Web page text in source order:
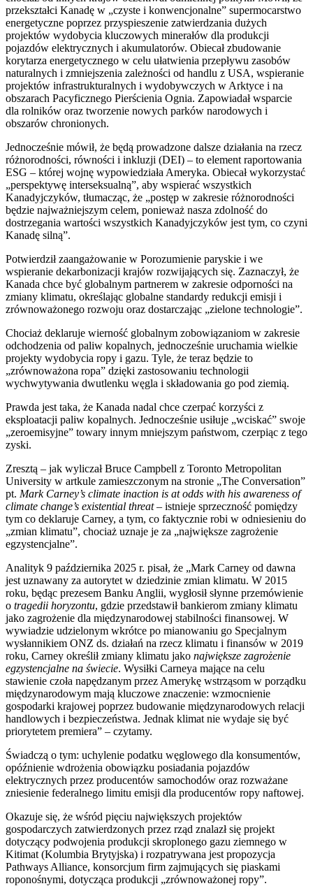
przekształci Kanadę w „czyste i konwencjonalne” supermocarstwo
energetyczne poprzez przyspieszenie zatwierdzania dużych
projektów wydobycia kluczowych minerałów dla produkcji
pojazdów elektrycznych i akumulatorów. Obiecał zbudowanie
korytarza energetycznego w celu ułatwienia przepływu zasobów
naturalnych i zmniejszenia zależności od handlu z USA, wspieranie
projektów infrastrukturalnych i wydobywczych w Arktyce i na
obszarach Pacyficznego Pierścienia Ognia. Zapowiadał wsparcie
dla rolników oraz tworzenie nowych parków narodowych i
obszarów chronionych.
Jednocześnie mówił, że będą prowadzone dalsze działania na rzecz
różnorodności, równości i inkluzji (DEI) – to element raportowania
ESG – której wojnę wypowiedziała Ameryka. Obiecał wykorzystać
„perspektywę interseksualną”, aby wspierać wszystkich
Kanadyjczyków, tłumacząc, że „postęp w zakresie różnorodności
będzie najważniejszym celem, ponieważ nasza zdolność do
dostrzegania wartości wszystkich Kanadyjczyków jest tym, co czyni
Kanadę silną”.
Potwierdził zaangażowanie w Porozumienie paryskie i we
wspieranie dekarbonizacji krajów rozwijających się. Zaznaczył, że
Kanada chce być globalnym partnerem w zakresie odporności na
zmiany klimatu, określając globalne standardy redukcji emisji i
zrównoważonego rozwoju oraz dostarczając „zielone technologie”.
Chociaż deklaruje wierność globalnym zobowiązaniom w zakresie
odchodzenia od paliw kopalnych, jednocześnie uruchamia wielkie
projekty wydobycia ropy i gazu. Tyle, że teraz będzie to
„zrównoważona ropa” dzięki zastosowaniu technologii
wychwytywania dwutlenku węgla i składowania go pod ziemią.
Prawda jest taka, że Kanada nadal chce czerpać korzyści z
eksploatacji paliw kopalnych. Jednocześnie usiłuje „wciskać” swoje
„zeroemisyjne” towary innym mniejszym państwom, czerpiąc z tego
zyski.
Zresztą – jak wyliczał Bruce Campbell z Toronto Metropolitan
University w artkule zamieszczonym na stronie „The Conversation”
pt. Mark Carney’s climate inaction is at odds with his awareness of
climate change’s existential threat– istnieje sprzeczność pomiędzy
tym co deklaruje Carney, a tym, co faktycznie robi w odniesieniu do
„zmian klimatu”, chociaż uznaje je za „największe zagrożenie
egzystencjalne”.
Analityk 9 października 2025 r. pisał, że „Mark Carney od dawna
jest uznawany za autorytet w dziedzinie zmian klimatu. W 2015
roku, będąc prezesem Banku Anglii, wygłosił słynne przemówienie
o tragedii horyzontu, gdzie przedstawił bankierom zmiany klimatu
jako zagrożenie dla międzynarodowej stabilności finansowej. W
wywiadzie udzielonym wkrótce po mianowaniu go Specjalnym
wysłannikiem ONZ ds. działań na rzecz klimatu i finansów w 2019
roku, Carney określił zmiany klimatu jako największe zagrożenie
egzystencjalne na świecie. Wysiłki Carneya mające na celu
stawienie czoła napędzanym przez Amerykę wstrząsom w porządku
międzynarodowym mają kluczowe znaczenie: wzmocnienie
gospodarki krajowej poprzez budowanie międzynarodowych relacji
handlowych i bezpieczeństwa. Jednak klimat nie wydaje się być
priorytetem premiera” – czytamy.
Świadczą o tym: uchylenie podatku węglowego dla konsumentów,
opóźnienie wdrożenia obowiązku posiadania pojazdów
elektrycznych przez producentów samochodów oraz rozważane
zniesienie federalnego limitu emisji dla producentów ropy naftowej.
Okazuje się, że wśród pięciu największych projektów
gospodarczych zatwierdzonych przez rząd znalazł się projekt
dotyczący podwojenia produkcji skroplonego gazu ziemnego w
Kitimat (Kolumbia Brytyjska) i rozpatrywana jest propozycja
Pathways Alliance, konsorcjum firm zajmujących się piaskami
roponośnymi, dotycząca produkcji „zrównoważonej ropy”.